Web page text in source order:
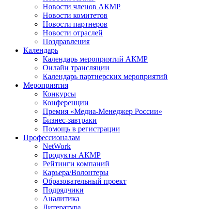
Новости членов АКМР
Новости комитетов
Новости партнеров
Новости отраслей
Поздравления
Календарь
Календарь мероприятий АКМР
Онлайн трансляции
Календарь партнерских мероприятий
Мероприятия
Конкурсы
Конференции
Премия «Медиа-Менеджер России»
Бизнес-завтраки
Помощь в регистрации
Профессионалам
NetWork
Продукты АКМР
Рейтинги компаний
Карьера/Волонтеры
Образовательный проект
Подрядчики
Аналитика
Литература